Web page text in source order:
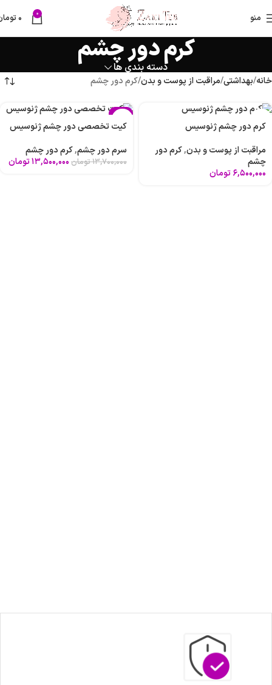
منو 0 ۰
کرم دور چشم
دسته بندی ها
خانه بهداشتی مراقبت از پوست و بدن کرم دور چشم
کرم دور چشم ژنوسیس
مراقبت از پوست و بدن,کرم دور
چشم
۶,۵۰۰,۰۰۰تومان
-1%
کیت تخصصی دور چشم ژنوسیس
سرم دور چشم,کرم دور چشم
۱۳,۷۰۰,۰۰۰تومان۱۳,۵۰۰,۰۰۰تومان